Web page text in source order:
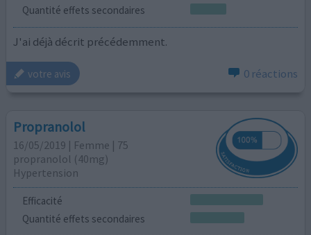
Quantité effets secondaires
J'ai déjà décrit précédemment.
votre avis 0 réactions
Propranolol
16/05/2019 | Femme | 75
propranolol (40mg)
Hypertension
Efficacité
Quantité effets secondaires